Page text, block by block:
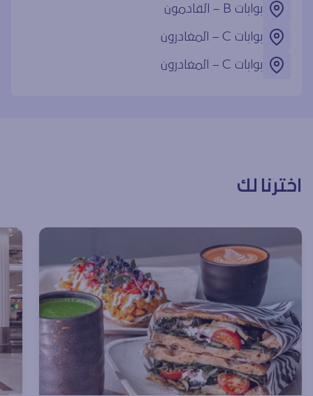
بوابات ‎B – القادمون
بوابات ‎C – المغادرون
بوابات ‎C – المغادرون
اخترنا لك